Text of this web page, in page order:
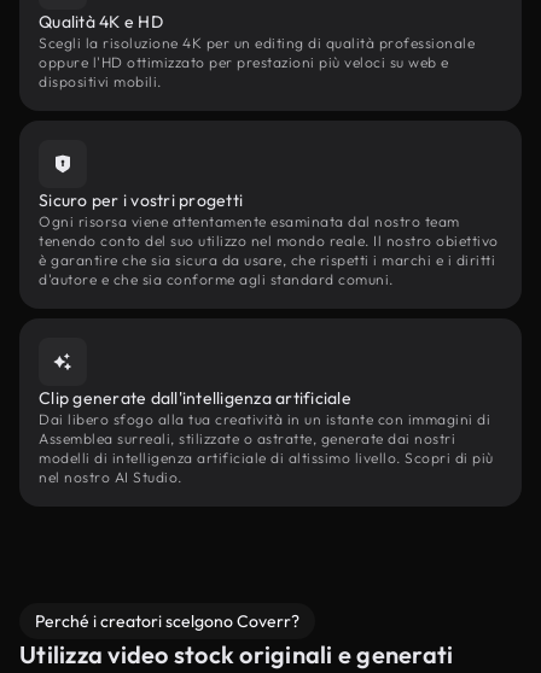
Qualità 4K e HD
Scegli la risoluzione 4K per un editing di qualità professionale
oppure l'HD ottimizzato per prestazioni più veloci su web e
dispositivi mobili.
Sicuro per i vostri progetti
Ogni risorsa viene attentamente esaminata dal nostro team
tenendo conto del suo utilizzo nel mondo reale. Il nostro obiettivo
è garantire che sia sicura da usare, che rispetti i marchi e i diritti
d'autore e che sia conforme agli standard comuni.
Clip generate dall'intelligenza artificiale
Dai libero sfogo alla tua creatività in un istante con immagini di
Assemblea surreali, stilizzate o astratte, generate dai nostri
modelli di intelligenza artificiale di altissimo livello. Scopri di più
nel nostro AI Studio.
Perché i creatori scelgono Coverr?
Utilizza video stock originali e generati